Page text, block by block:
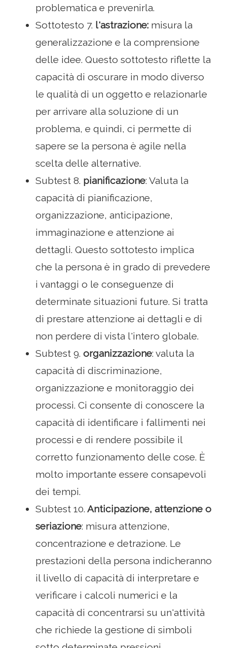
problematica e prevenirla.
Sottotesto 7. l'astrazione: misura la
generalizzazione e la comprensione
delle idee. Questo sottotesto riflette la
capacità di oscurare in modo diverso
le qualità di un oggetto e relazionarle
per arrivare alla soluzione di un
problema, e quindi, ci permette di
sapere se la persona è agile nella
scelta delle alternative.
Subtest 8. pianificazione: Valuta la
capacità di pianificazione,
organizzazione, anticipazione,
immaginazione e attenzione ai
dettagli. Questo sottotesto implica
che la persona è in grado di prevedere
i vantaggi o le conseguenze di
determinate situazioni future. Si tratta
di prestare attenzione ai dettagli e di
non perdere di vista l'intero globale.
Subtest 9. organizzazione: valuta la
capacità di discriminazione,
organizzazione e monitoraggio dei
processi. Ci consente di conoscere la
capacità di identificare i fallimenti nei
processi e di rendere possibile il
corretto funzionamento delle cose. È
molto importante essere consapevoli
dei tempi.
Subtest 10. Anticipazione, attenzione o
seriazione: misura attenzione,
concentrazione e detrazione. Le
prestazioni della persona indicheranno
il livello di capacità di interpretare e
verificare i calcoli numerici e la
capacità di concentrarsi su un'attività
che richiede la gestione di simboli